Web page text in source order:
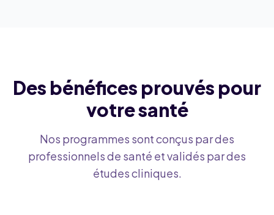
Des bénéfices prouvés pour
votre santé
Nos programmes sont conçus par des
professionnels de santé et validés par des
études cliniques.